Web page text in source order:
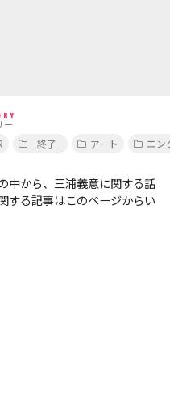
ー
_終了_ アート エン
中から、三浦義意に関する話
する記事はこのページからい